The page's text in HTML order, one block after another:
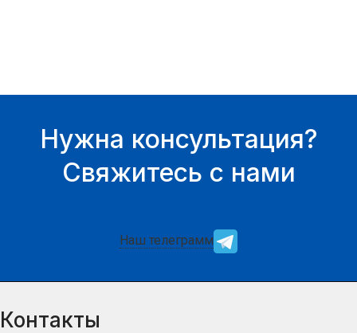
Нужна консультация?
Свяжитесь с нами
Наш телеграмм
Контакты